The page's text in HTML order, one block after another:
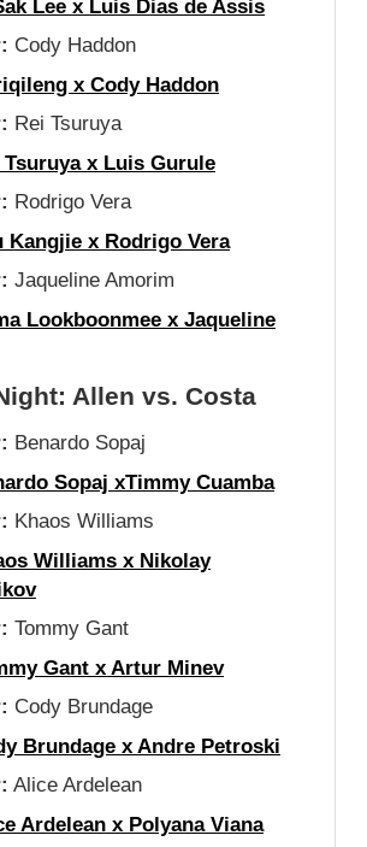
Lee x Luis Dias de Assis
Cody Haddon
x Cody Haddon
Rei Tsuruya
Tsuruya x Luis Gurule
Rodrigo Vera
Kangjie x Rodrigo Vera
Jaqueline Amorim
Lookboonmee x Jaqueline
Allen vs. Costa
Benardo Sopaj
Sopaj xTimmy Cuamba
Khaos Williams
Williams x Nikolay
Tommy Gant
Gant x Artur Minev
Cody Brundage
Brundage x Andre Petroski
Alice Ardelean
Ardelean x Polyana Viana